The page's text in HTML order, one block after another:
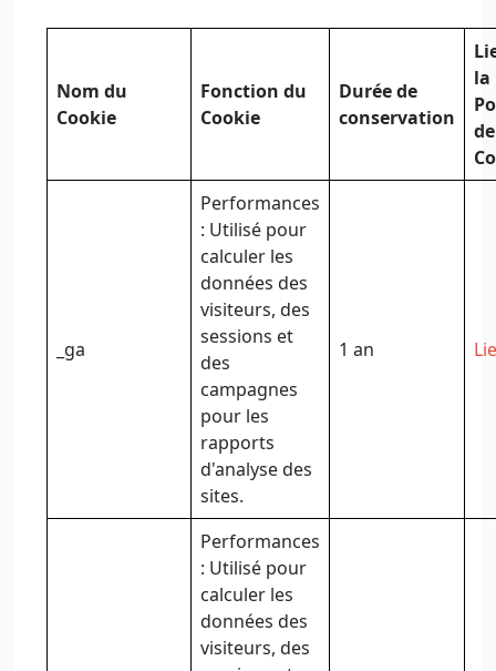
Nom du
Cookie
Fonction du
Cookie
Durée de
conservation
la
de
_ga
Performances
: Utilisé pour
calculer les
données des
visiteurs, des
sessions et
des
campagnes
pour les
rapports
d'analyse des
sites.
1 an
Performances
: Utilisé pour
calculer les
données des
visiteurs, des